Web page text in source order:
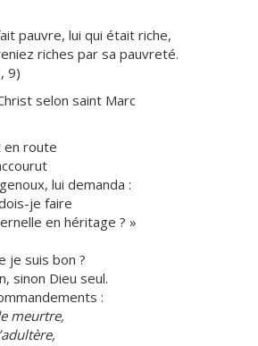
pauvre, lui qui était riche,
riches par sa pauvreté.
9)
selon saint Marc
route
lui demanda :
je faire
en héritage ? »
je suis bon ?
sinon Dieu seul.
:
meurtre,